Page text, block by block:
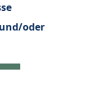
oder